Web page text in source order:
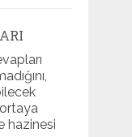
hazinesi